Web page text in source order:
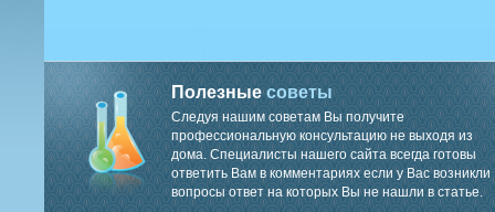
Полезныесоветы
Следуя нашим советам Вы получите
профессиональную консультацию не выходя из
дома. Специалисты нашего сайта всегда готовы
ответить Вам в комментариях если у Вас возникли
вопросы ответ на которых Вы не нашли в статье.